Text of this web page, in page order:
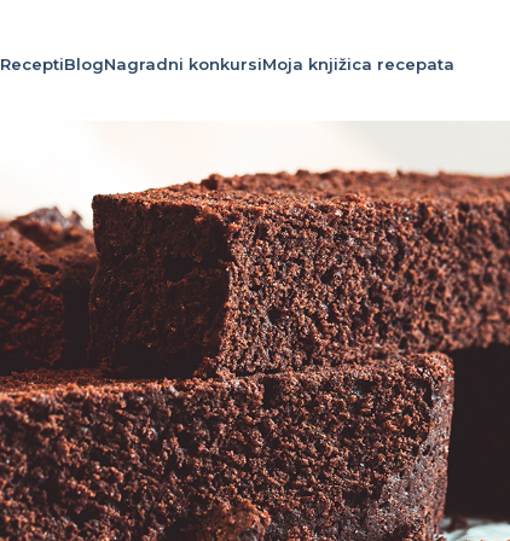
ReceptiBlogNagradni konkursiMoja knjižica recepata